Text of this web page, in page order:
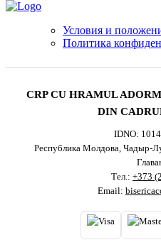
Условия и
Политика
CRP CU HRAMUL
DIN
IDNO:
Республика Молдова, Чадыр-
Тел.: +373
Email: